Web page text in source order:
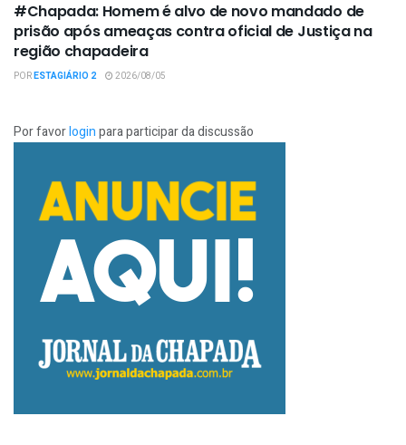
#Chapada: Homem é alvo de novo mandado de
prisão após ameaças contra oficial de Justiça na
região chapadeira
PORESTAGIÁRIO 2 2026/08/05
Por favorloginpara participar da discussão